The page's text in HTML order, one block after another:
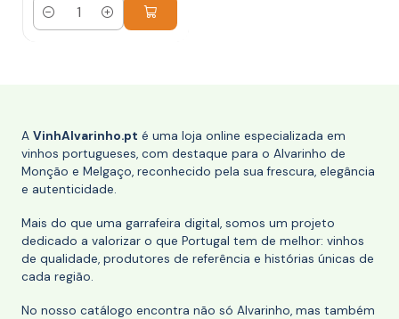
Quantidade
A VinhAlvarinho.pt é uma loja online especializada em
vinhos portugueses, com destaque para o Alvarinho de
Monção e Melgaço, reconhecido pela sua frescura, elegância
e autenticidade.
Mais do que uma garrafeira digital, somos um projeto
dedicado a valorizar o que Portugal tem de melhor: vinhos
de qualidade, produtores de referência e histórias únicas de
cada região.
No nosso catálogo encontra não só Alvarinho, mas também